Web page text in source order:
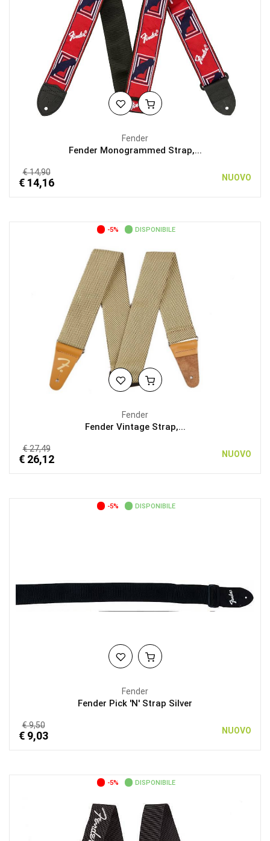
Fender
Fender Monogrammed Strap,...
€ 14,90
€ 14,16 NUOVO
-5% DISPONIBILE
Fender
Fender Vintage Strap,...
€ 27,49
€ 26,12 NUOVO
-5% DISPONIBILE
Fender
Fender Pick 'N' Strap Silver
€ 9,50
€ 9,03 NUOVO
-5% DISPONIBILE